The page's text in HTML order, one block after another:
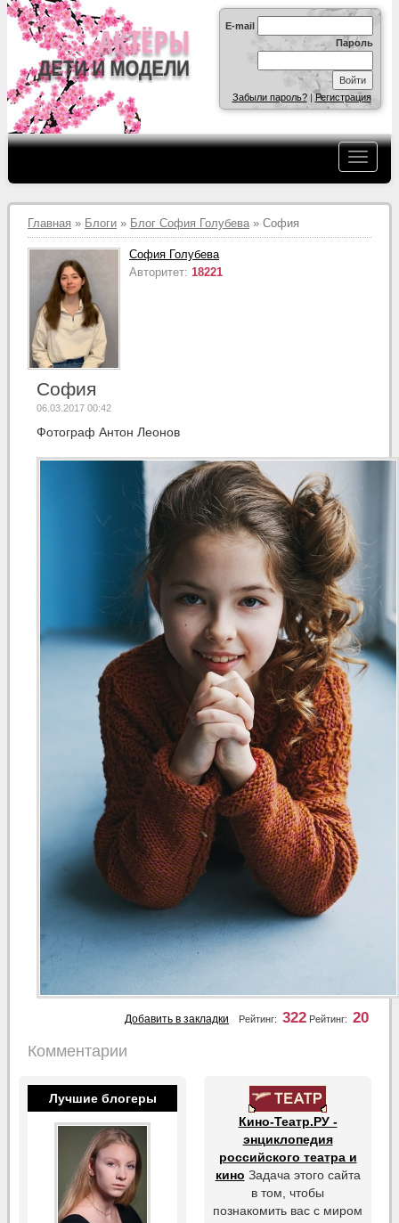
E-mail
Пароль
Забыли пароль?|Регистрация
Главная » Блоги » Блог София Голубева » София
София Голубева
Авторитет: 18221
София
06.03.2017 00:42
Фотограф Антон Леонов
Рейтинг: 20
Рейтинг: 322
Добавить в закладки
Комментарии
Лучшие блогеры
Кино-Театр.РУ -
энциклопедия
российского театра и
кино Задача этого сайта
в том, чтобы
познакомить вас с миром